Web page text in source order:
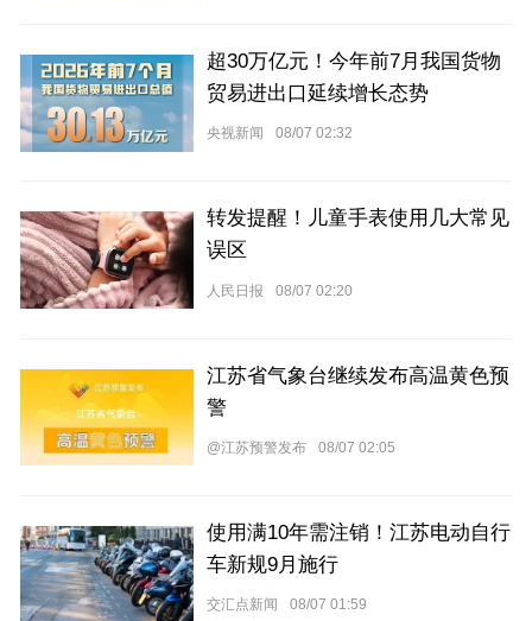
超30万亿元！今年前7月我国货物
贸易进出口延续增长态势
央视新闻 08/07 02:32
转发提醒！儿童手表使用几大常见
误区
人民日报 08/07 02:20
江苏省气象台继续发布高温黄色预
警
@江苏预警发布 08/07 02:05
使用满10年需注销！江苏电动自行
车新规9月施行
交汇点新闻 08/07 01:59